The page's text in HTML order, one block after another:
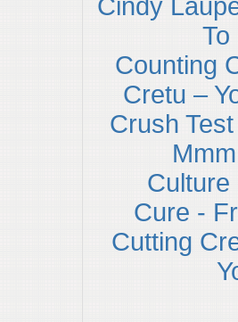
Cindy
To
Counting
Cretu –
Crush
Culture
Cure -
Cutting